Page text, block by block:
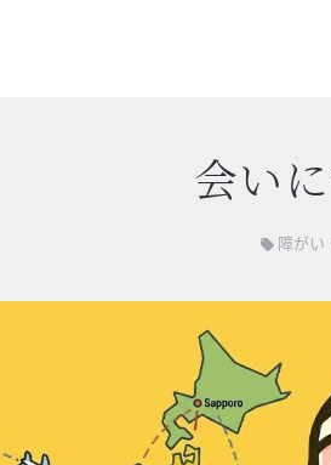
会い
local_offer 障がい